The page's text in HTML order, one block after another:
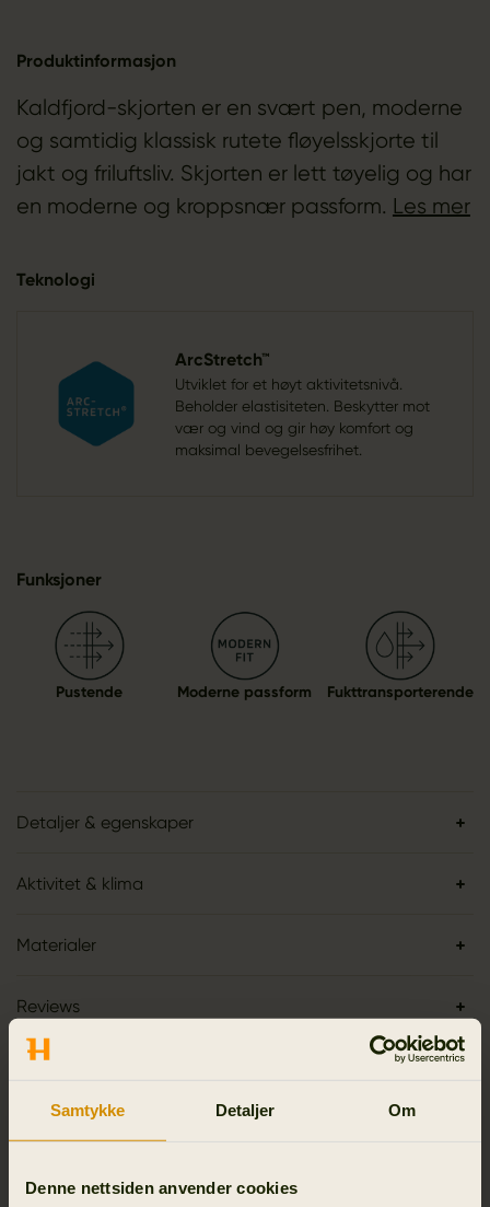
Samtykke Detaljer Om
Denne nettsiden anvender cookies
Produktinformasjon
Kaldfjord-skjorten er en svært pen, moderne
og samtidig klassisk rutete fløyelsskjorte til
jakt og friluftsliv. Skjorten er lett tøyelig og har
en moderne og kroppsnær passform. Les mer
Teknologi
ArcStretch™
Utviklet for et høyt aktivitetsnivå.
Beholder elastisiteten. Beskytter mot
vær og vind og gir høy komfort og
maksimal bevegelsesfrihet.
Funksjoner
Pustende Moderne passform Fukttransporterende
Detaljer & egenskaper
Aktivitet & klima
Materialer
Reviews
LIGNENDE PRODUKTER